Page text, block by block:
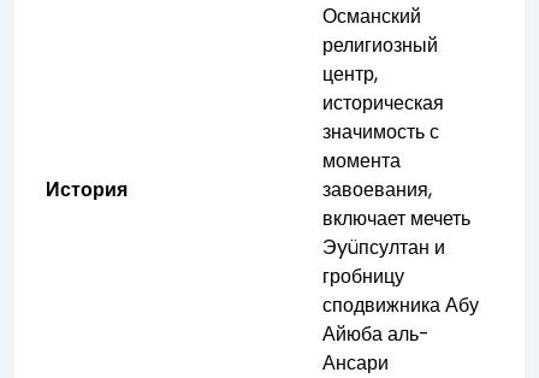
История
Османский
религиозный
центр,
историческая
значимость с
момента
завоевания,
включает мечеть
Эyüпсултан и
гробницу
сподвижника Абу
Айюба аль-
Ансари